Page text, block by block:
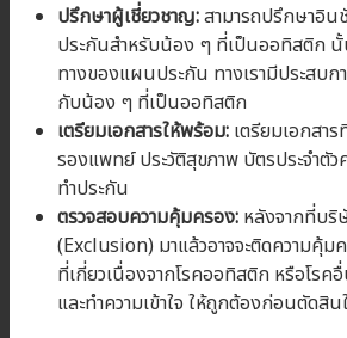
ปรึกษาผู้เชี่ยวชาญ:สามารถปรึกษาอิน
ประกันสำหรับน้อง ๆ ที่เป็นออทิสติก นั้
ทางของแผนประกัน ทางเรามีประสบ
กับน้อง ๆ ที่เป็นออทิสติก
เตรียมเอกสารให้พร้อม: เตรียมเอกสา
รองแพทย์ ประวัติสุขภาพ บัตรประจำตั
ทำประกัน
ตรวจสอบความคุ้มครอง: หลังจากที่บริ
(Exclusion) มาแล้วอาจจะติดความคุ้
ที่เกี่ยวเนื่องจากโรคออทิสติก หรือโรค
และทำความเข้าใจ ให้ถูกต้องก่อนตัดสิน